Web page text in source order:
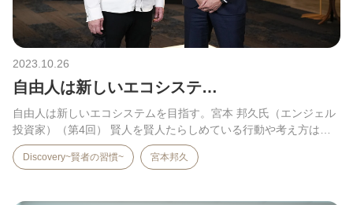
2023.10.26
自由人は新しいエコシステ…
自由人は新しいエコシステムを目指す。宮本 邦久氏（エンジェル
投資家）（第4回） 賢人を賢人たらしめている行動や考え方は。
…
Discovery~賢者の習慣~ 宮本邦久